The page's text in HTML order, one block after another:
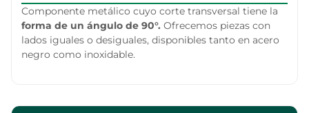
Componente metálico cuyo corte transversal tiene la
forma de un ángulo de 90°. Ofrecemos piezas con
lados iguales o desiguales, disponibles tanto en acero
negro como inoxidable.